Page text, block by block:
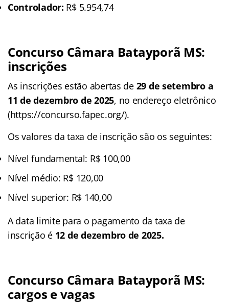
Controlador: R$ 5.954,74
Concurso Câmara Batayporã MS:
inscrições
As inscrições estão abertas de 29 de setembro a
11 de dezembro de 2025, no endereço eletrônico
(https://concurso.fapec.org/).
Os valores da taxa de inscrição são os seguintes:
Nível fundamental: R$ 100,00
Nível médio: R$ 120,00
Nível superior: R$ 140,00
A data limite para o pagamento da taxa de
inscrição é 12 de dezembro de 2025.
Concurso Câmara Batayporã MS:
cargos e vagas